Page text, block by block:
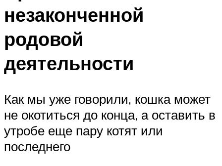
незаконченной
родовой
деятельности
Как мы уже говорили, кошка может
не окотиться до конца, а оставить в
утробе еще пару котят или
последнего